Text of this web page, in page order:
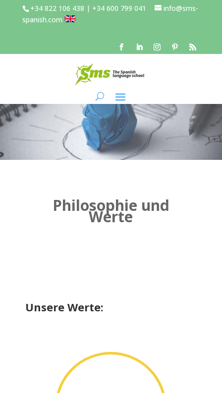
+34 822 106 438 | +34 600 799 041
info@sms-
spanish.com
Philosophie und
Werte
Unsere Werte: